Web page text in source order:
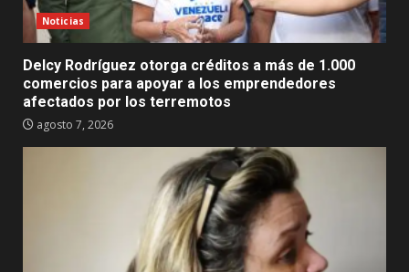
Noticias
Delcy Rodríguez otorga créditos a más de 1.000
comercios para apoyar a los emprendedores
afectados por los terremotos
agosto 7, 2026